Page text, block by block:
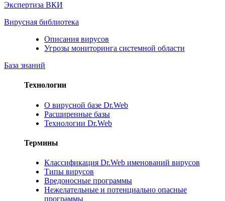
Экспертиза ВКИ
Вирусная библиотека
Описания вирусов
Угрозы мониторинга системной области
База знаний
Технологии
О вирусной базе Dr.Web
Расширенные базы
Технологии Dr.Web
Термины
Классификация Dr.Web именований вирусов
Типы вирусов
Вредоносные программы
Нежелательные и потенциально опасные
программы